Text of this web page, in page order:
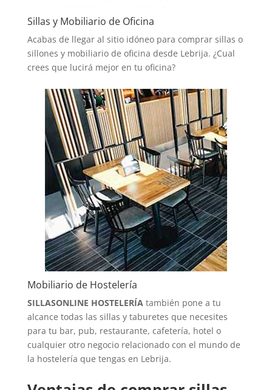
Sillas y Mobiliario de Oficina
Acabas de llegar al sitio idóneo para comprar sillas o
sillones y mobiliario de oficina desde Lebrija. ¿Cual
crees que lucirá mejor en tu oficina?
Mobiliario de Hostelería
SILLASONLINE HOSTELERÍAtambién pone a tu
alcance todas las sillas y taburetes que necesites
para tu bar, pub, restaurante, cafetería, hotel o
cualquier otro negocio relacionado con el mundo de
la hostelería que tengas en Lebrija.